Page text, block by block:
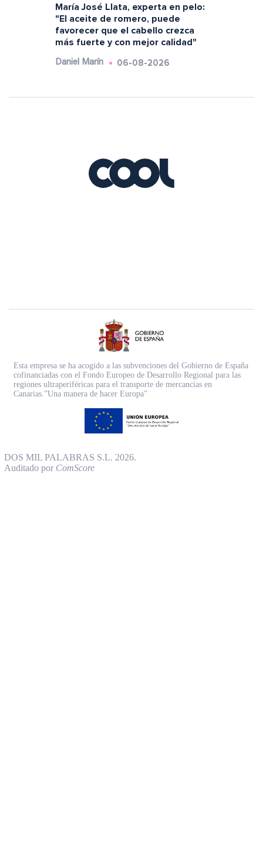
María José Llata, experta en pelo:
"El aceite de romero, puede
favorecer que el cabello crezca
más fuerte y con mejor calidad"
Daniel Marín 06-08-2026
Esta empresa se ha acogido a las subvenciones del Gobierno de España
cofinanciadas con el Fondo Europeo de Desarrollo Regional para las
regiones ultraperiféricas para el transporte de mercancías en
Canarias.”Una manera de hacer Europa”
DOS MIL PALABRAS S.L. 2026.
Auditado por ComScore